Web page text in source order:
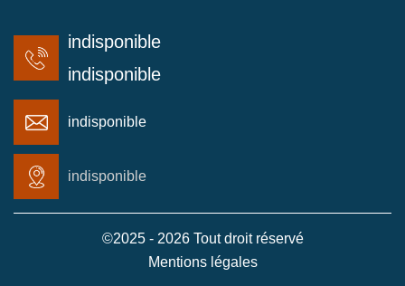
indisponible
indisponible
indisponible
indisponible
©2025 - 2026 Tout droit réservé
Mentions légales